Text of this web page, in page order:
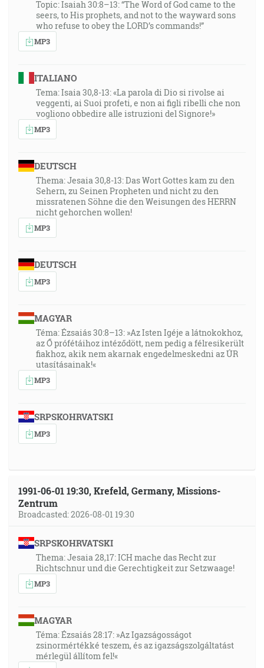
Topic: Isaiah 30:8–13: “The Word of God came to the
seers, to His prophets, and not to the wayward sons
who refuse to obey the LORD’s commands!”
MP3
ITALIANO
Tema: Isaia 30,8-13: «La parola di Dio si rivolse ai
veggenti, ai Suoi profeti, e non ai figli ribelli che non
vogliono obbedire alle istruzioni del Signore!»
MP3
DEUTSCH
Thema: Jesaia 30,8-13: Das Wort Gottes kam zu den
Sehern, zu Seinen Propheten und nicht zu den
missratenen Söhne die den Weisungen des HERRN
nicht gehorchen wollen!
MP3
DEUTSCH
MP3
MAGYAR
Téma: Ézsaiás 30:8–13: »Az Isten Igéje a látnokokhoz,
az Ő prófétáihoz intéződött, nem pedig a félresikerült
fiakhoz, akik nem akarnak engedelmeskedni az ÚR
utasításainak!«
MP3
SRPSKOHRVATSKI
MP3
1991-06-01 19:30, Krefeld, Germany, Missions-
Zentrum
Broadcasted: 2026-08-01 19:30
SRPSKOHRVATSKI
Thema: Jesaia 28,17: ICH mache das Recht zur
Richtschnur und die Gerechtigkeit zur Setzwaage!
MP3
MAGYAR
Téma: Ézsaiás 28:17: »Az Igazságosságot
zsinormértékké teszem, és az igazságszolgáltatást
mérlegül állítom fel!«